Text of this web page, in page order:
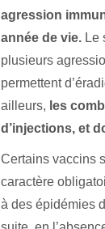
agression
année de vie. Le
plusieurs
permettent
ailleurs, les
d’injections, et
Certains vaccins
caractère
à des épidémies